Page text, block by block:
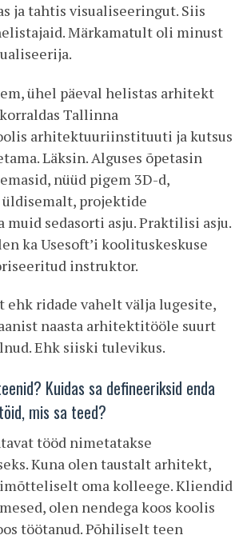
ja tahtis visualiseeringut. Siis
Märkamatult oli minust
ühel päeval helistas arhitekt
Tallinna
arhitektuuriinstituuti ja kutsus
Läksin. Alguses õpetasin
nüüd pigem 3D-d,
projektide
muid sedasorti asju. Praktilisi asju.
ka Usesoft’i koolituskeskuse
instruktor.
ehk ridade vahelt välja lugesite,
naasta arhitektitööle suurt
Ehk siiski tulevikus.
Kuidas sa defineeriksid enda
mis sa teed?
tööd nimetatakse
Kuna olen taustalt arhitekt,
oma kolleege. Kliendid
olen nendega koos koolis
töötanud. Põhiliselt teen